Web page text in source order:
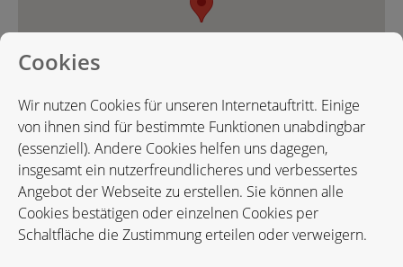
Karte in Google Maps öffnen
Cookies
Wir nutzen Cookies für unseren Internetauftritt. Einige
von ihnen sind für bestimmte Funktionen unabdingbar
(essenziell). Andere Cookies helfen uns dagegen,
insgesamt ein nutzerfreundlicheres und verbessertes
Angebot der Webseite zu erstellen. Sie können alle
Cookies bestätigen oder einzelnen Cookies per
Schaltfläche die Zustimmung erteilen oder verweigern.